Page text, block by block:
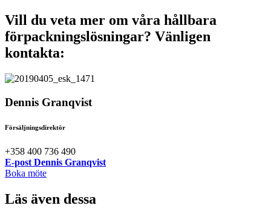
Vill du veta mer om våra hållbara
förpackningslösningar? Vänligen
kontakta:
Dennis Granqvist
Försäljningsdirektör
+358 400 736 490
E-post Dennis Granqvist
Boka möte
Läs även dessa